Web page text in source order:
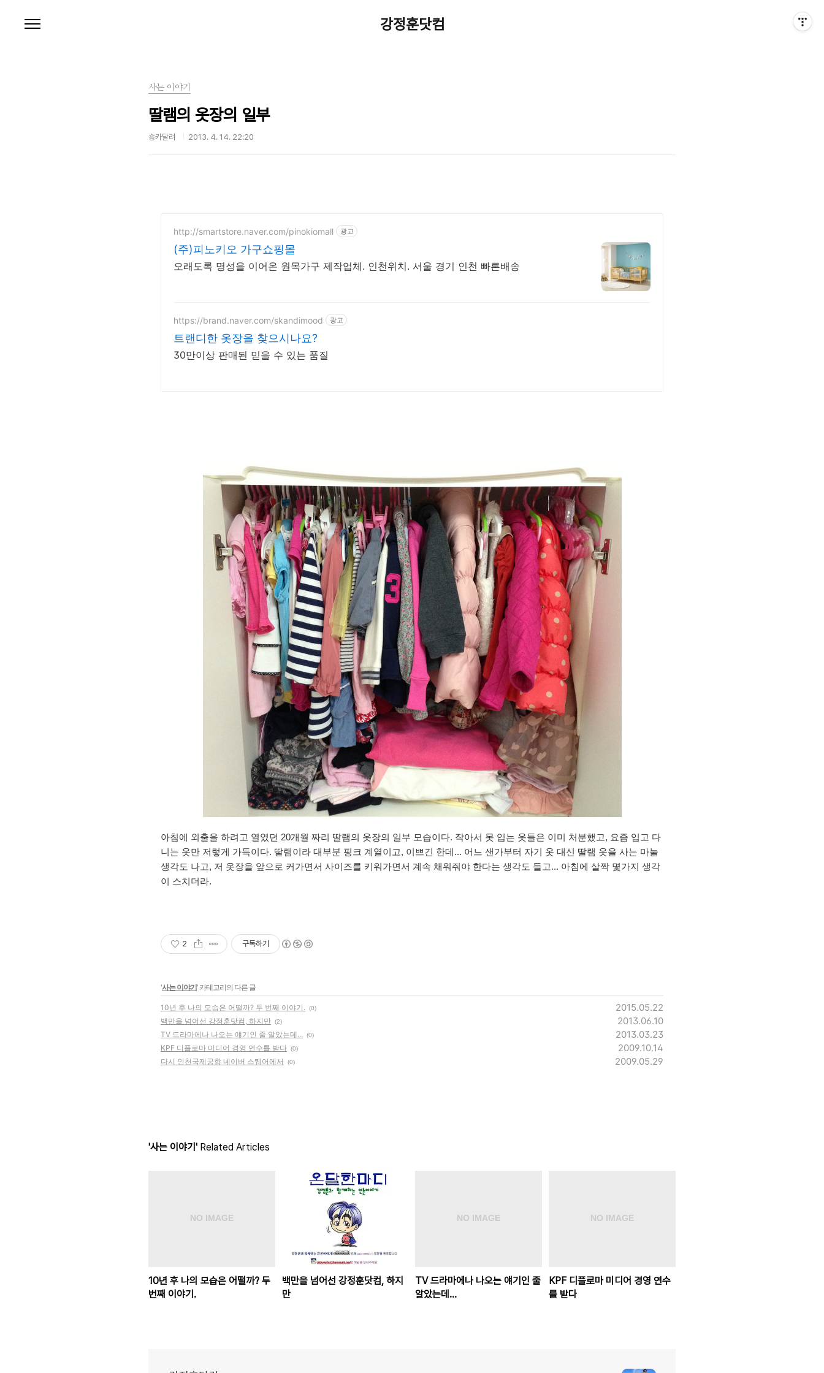
강정훈닷컴
사는 이야기
딸램의 옷장의 일부
숑카달려 2013. 4. 14. 22:20
http://smartstore.naver.com/pinokiomall 광고
(주)피노키오 가구쇼핑몰
오래도록 명성을 이어온 원목가구 제작업체. 인천위치. 서울 경기 인천 빠른배송
https://brand.naver.com/skandimood 광고
트랜디한 옷장을 찾으시나요?
30만이상 판매된 믿을 수 있는 품질
아침에 외출을 하려고 열였던 20개월 짜리 딸램의 옷장의 일부 모습이다. 작아서 못 입는 옷들은 이미 처분했고, 요즘 입고 다
니는 옷만 저렇게 가득이다. 딸램이라 대부분 핑크 계열이고, 이쁘긴 한데... 어느 샌가부터 자기 옷 대신 딸램 옷을 사는 마눌
생각도 나고, 저 옷장을 앞으로 커가면서 사이즈를 키워가면서 계속 채워줘야 한다는 생각도 들고... 아침에 살짝 몇가지 생각
이 스치더라.
2 구독하기
'사는 이야기' 카테고리의 다른 글
10년 후 나의 모습은 어떨까? 두 번째 이야기. (0) 2015.05.22
백만을 넘어선 강정훈닷컴, 하지만 (2) 2013.06.10
TV 드라마에나 나오는 얘기인 줄 알았는데... (0) 2013.03.23
KPF 디플로마 미디어 경영 연수를 받다 (0) 2009.10.14
다시 인천국제공항 네이버 스퀘어에서 (0) 2009.05.29
'사는 이야기' Related Articles
10년 후 나의 모습은 어떨까? 두
번째 이야기.
백만을 넘어선 강정훈닷컴, 하지
만
TV 드라마에나 나오는 얘기인 줄
알았는데...
KPF 디플로마 미디어 경영 연수
를 받다